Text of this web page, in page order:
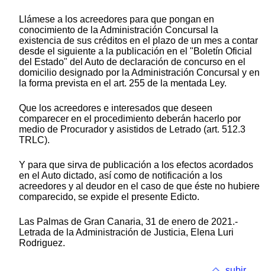
Llámese a los acreedores para que pongan en
conocimiento de la Administración Concursal la
existencia de sus créditos en el plazo de un mes a contar
desde el siguiente a la publicación en el "Boletín Oficial
del Estado" del Auto de declaración de concurso en el
domicilio designado por la Administración Concursal y en
la forma prevista en el art. 255 de la mentada Ley.
Que los acreedores e interesados que deseen
comparecer en el procedimiento deberán hacerlo por
medio de Procurador y asistidos de Letrado (art. 512.3
TRLC).
Y para que sirva de publicación a los efectos acordados
en el Auto dictado, así como de notificación a los
acreedores y al deudor en el caso de que éste no hubiere
comparecido, se expide el presente Edicto.
Las Palmas de Gran Canaria, 31 de enero de 2021.-
Letrada de la Administración de Justicia, Elena Luri
Rodriguez.